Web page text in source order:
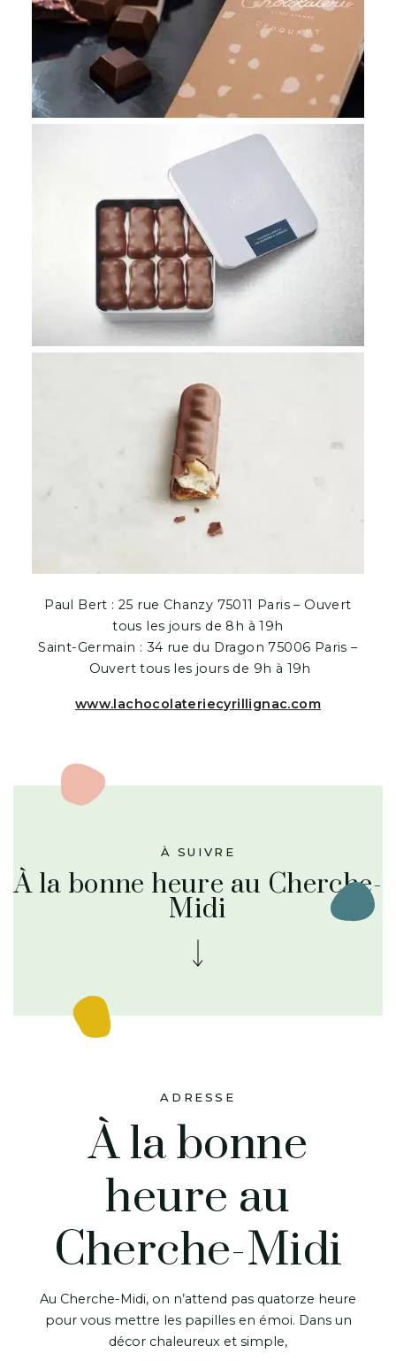
Paul Bert : 25 rue Chanzy 75011 Paris – Ouvert
tous les jours de 8h à 19h
Saint-Germain : 34 rue du Dragon 75006 Paris –
Ouvert tous les jours de 9h à 19h
www.lachocolateriecyrillignac.com
À SUIVRE
À la bonne heure au Cherche-
Midi
ADRESSE
À la bonne
heure au
Cherche-Midi
Au Cherche-Midi, on n’attend pas quatorze heure
pour vous mettre les papilles en émoi. Dans un
décor chaleureux et simple,